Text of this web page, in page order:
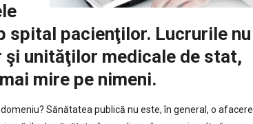
spital pacienţilor. Lucrurile nu
unităţilor medicale de stat,
mire pe nimeni.
Sănătatea publică nu este, în general, o afacere